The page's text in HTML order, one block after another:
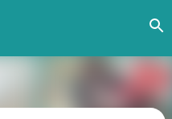
principal